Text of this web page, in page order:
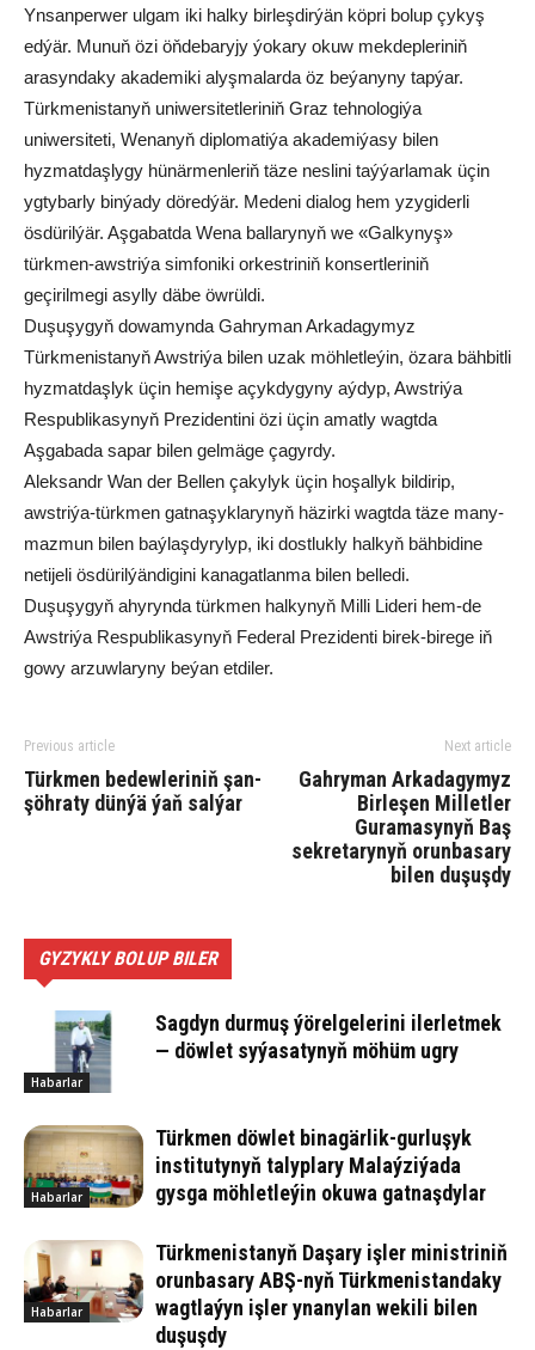
Ynsanperwer ulgam iki halky birleşdirýän köpri bolup çykyş
edýär. Munuň özi öňdebaryjy ýokary okuw mekdepleriniň
arasyndaky akademiki alyşmalarda öz beýanyny tapýar.
Türkmenistanyň uniwersitetleriniň Graz tehnologiýa
uniwersiteti, Wenanyň diplomatiýa akademiýasy bilen
hyzmatdaşlygy hünärmenleriň täze neslini taýýarlamak üçin
ygtybarly binýady döredýär. Medeni dialog hem yzygiderli
ösdürilýär. Aşgabatda Wena ballarynyň we «Galkynyş»
türkmen-awstriýa simfoniki orkestriniň konsertleriniň
geçirilmegi asylly däbe öwrüldi.
Duşuşygyň dowamynda Gahryman Arkadagymyz
Türkmenistanyň Awstriýa bilen uzak möhletleýin, özara bähbitli
hyzmatdaşlyk üçin hemişe açykdygyny aýdyp, Awstriýa
Respublikasynyň Prezidentini özi üçin amatly wagtda
Aşgabada sapar bilen gelmäge çagyrdy.
Aleksandr Wan der Bellen çakylyk üçin hoşallyk bildirip,
awstriýa-türkmen gatnaşyklarynyň häzirki wagtda täze many-
mazmun bilen baýlaşdyrylyp, iki dostlukly halkyň bähbidine
netijeli ösdürilýändigini kanagatlanma bilen belledi.
Duşuşygyň ahyrynda türkmen halkynyň Milli Lideri hem-de
Awstriýa Respublikasynyň Federal Prezidenti birek-birege iň
gowy arzuwlaryny beýan etdiler.
Previous article
Türkmen bedewleriniň şan-
şöhraty dünýä ýaň salýar
Next article
Gahryman Arkadagymyz
Birleşen Milletler
Guramasynyň Baş
sekretarynyň orunbasary
bilen duşuşdy
GYZYKLY BOLUP BILER
Habarlar
Sagdyn durmuş ýörelgelerini ilerletmek
— döwlet syýasatynyň möhüm ugry
Habarlar
Türkmen döwlet binagärlik-gurluşyk
institutynyň talyplary Malaýziýada
gysga möhletleýin okuwa gatnaşdylar
Habarlar
Türkmenistanyň Daşary işler ministriniň
orunbasary ABŞ-nyň Türkmenistandaky
wagtlaýyn işler ynanylan wekili bilen
duşuşdy